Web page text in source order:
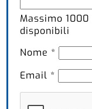
Massimo1000
disponibili
Nome *
Email *